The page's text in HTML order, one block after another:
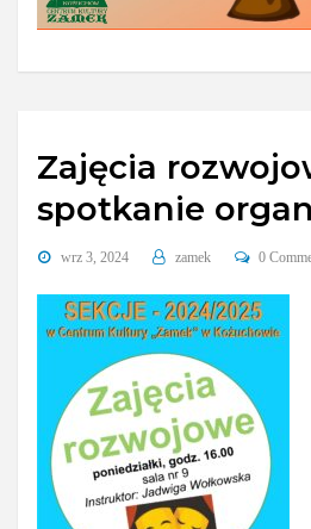
Zajęcia
spotkanie
wrz 3, 2024 zamek 0